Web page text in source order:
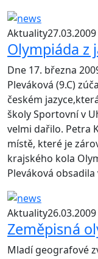
Aktuality27.03.2009
Olympiáda z
Dne 17. března
Pleváková (9.C)
českém
školy Sportovní v
velmi dařilo. Petra
místě, které je
krajského kola
Pleváková
Aktuality26.03.2009
Zeměpisná
Mladí geografové